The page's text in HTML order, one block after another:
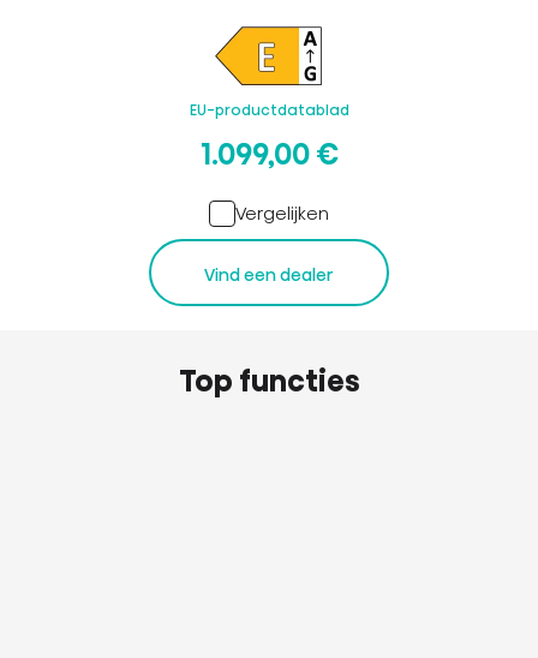
EU-productdatablad
1.099,00 €
Vergelijken
Vind een dealer
Top functies